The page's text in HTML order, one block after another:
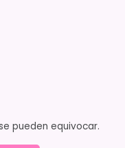
pueden equivocar.